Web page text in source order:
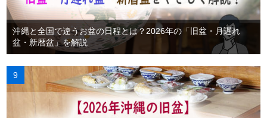
沖縄と全国で違うお盆の日程とは？2026年の「旧盆・月遅れ
盆・新暦盆」を解説